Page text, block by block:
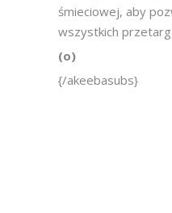
śmieciowej, aby
wszystkich
(o)
{/akeebasubs}